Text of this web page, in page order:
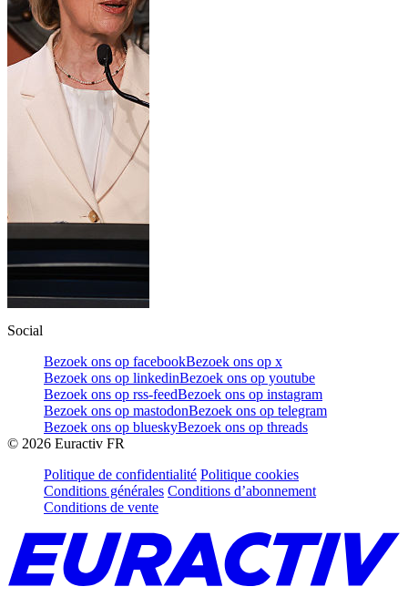
Social
Bezoek ons op facebookBezoek ons op x
Bezoek ons op linkedinBezoek ons op youtube
Bezoek ons op rss-feedBezoek ons op instagram
Bezoek ons op mastodonBezoek ons op telegram
Bezoek ons op blueskyBezoek ons op threads
© 2026 Euractiv FR
Politique de confidentialité Politique cookies
Conditions générales Conditions d’abonnement
Conditions de vente